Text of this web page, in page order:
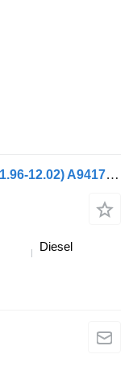
Mercedes-Benz Actros MP1 1840 (01.96-12.02) A9417600559 Türgriff für Mercedes-Benz Actros, Axor MP1, MP2, MP3 (1996-2014) Sattelzugmaschine
Diesel